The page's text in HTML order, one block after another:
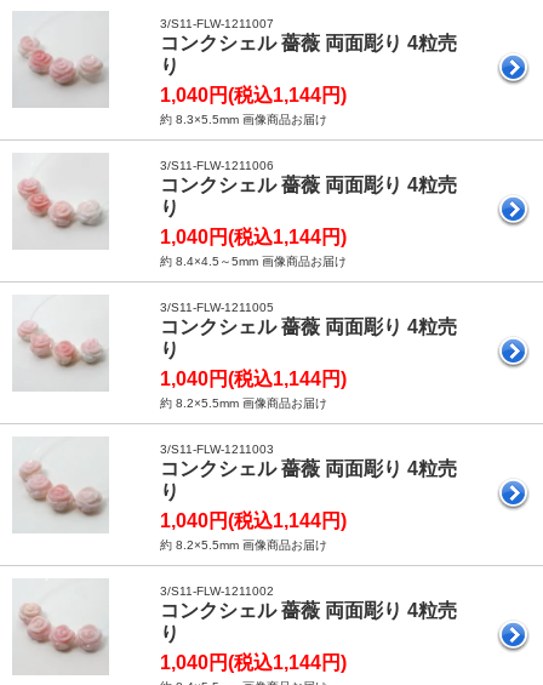
3/S11-FLW-1211007
コンクシェル 薔薇 両面彫り 4粒売
り
1,040円(税込1,144円)
約 8.3×5.5mm 画像商品お届け
3/S11-FLW-1211006
コンクシェル 薔薇 両面彫り 4粒売
り
1,040円(税込1,144円)
約 8.4×4.5～5mm 画像商品お届け
3/S11-FLW-1211005
コンクシェル 薔薇 両面彫り 4粒売
り
1,040円(税込1,144円)
約 8.2×5.5mm 画像商品お届け
3/S11-FLW-1211003
コンクシェル 薔薇 両面彫り 4粒売
り
1,040円(税込1,144円)
約 8.2×5.5mm 画像商品お届け
3/S11-FLW-1211002
コンクシェル 薔薇 両面彫り 4粒売
り
1,040円(税込1,144円)